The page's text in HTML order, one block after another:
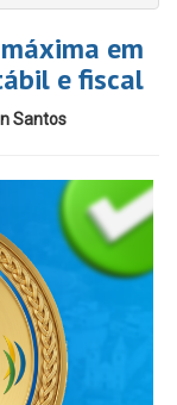
em
e fiscal
Santos